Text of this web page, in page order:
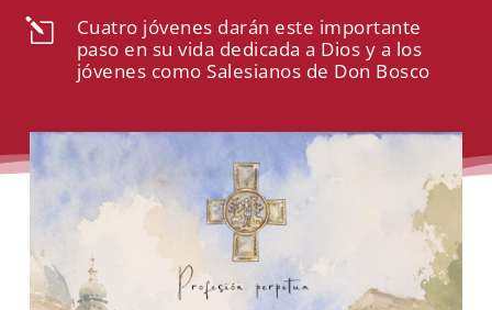
l
Cuatro jóvenes darán este importante
paso en su vida dedicada a Dios y a los
jóvenes como Salesianos de Don Bosco